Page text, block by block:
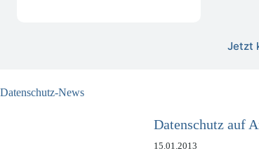
Jetzt
Datenschutz-News
Datenschutz auf
15.01.2013